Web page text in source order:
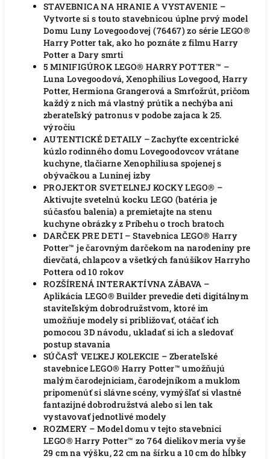
STAVEBNICA NA HRANIE A VYSTAVENIE –
Vytvorte si s touto stavebnicou úplne prvý model
Domu Luny Lovegoodovej (76467) zo série LEGO®
Harry Potter tak, ako ho poznáte z filmu Harry
Potter a Dary smrti
5 MINIFIGÚROK LEGO® HARRY POTTER™ –
Luna Lovegoodová, Xenophilius Lovegood, Harry
Potter, Hermiona Grangerová a Smrťožrút, pričom
každý z nich má vlastný prútik a nechýba ani
zberateľský patronus v podobe zajaca k 25.
výročiu
AUTENTICKÉ DETAILY – Zachyťte excentrické
kúzlo rodinného domu Lovegoodovcov vrátane
kuchyne, tlačiarne Xenophiliusa spojenej s
obývačkou a Luninej izby
PROJEKTOR SVETELNEJ KOCKY LEGO® –
Aktivujte svetelnú kocku LEGO (batéria je
súčasťou balenia) a premietajte na stenu
kuchyne obrázky z Príbehu o troch bratoch
DARČEK PRE DETI – Stavebnica LEGO® Harry
Potter™ je čarovným darčekom na narodeniny pre
dievčatá, chlapcov a všetkých fanúšikov Harryho
Pottera od 10 rokov
ROZŠÍRENÁ INTERAKTÍVNA ZÁBAVA –
Aplikácia LEGO® Builder prevedie deti digitálnym
staviteľským dobrodružstvom, ktoré im
umožňuje modely si približovať, otáčať ich
pomocou 3D návodu, ukladať si ich a sledovať
postup stavania
SÚČASŤ VEĽKEJ KOLEKCIE – Zberateľské
stavebnice LEGO® Harry Potter™ umožňujú
malým čarodejniciam, čarodejníkom a muklom
pripomenúť si slávne scény, vymýšľať si vlastné
fantazijné dobrodružstvá alebo si len tak
vystavovať jednotlivé modely
ROZMERY – Model domu v tejto stavebnici
LEGO® Harry Potter™ zo 764 dielikov meria vyše
29 cm na výšku, 22 cm na šírku a 10 cm do hĺbky